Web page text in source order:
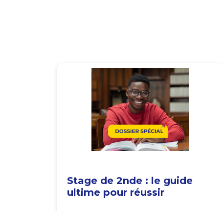
Stage de 2nde : le guide
ultime pour réussir